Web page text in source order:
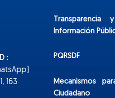
:
163
Información
PQRSDF
Mecanismos
Ciudadano